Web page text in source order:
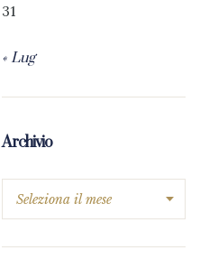
31
« Lug
Archivio